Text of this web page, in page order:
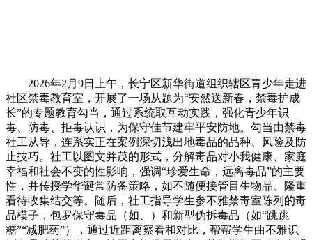
2026年2月9日上午，长宁区新华街道组织辖区青少年走进
社区禁毒教育室，开展了一场从题为“安然送新春，禁毒护成
长”的专题教育勾当，通过系统取互动实践，强化青少年识
毒、防毒、拒毒认识，为保守佳节建牢平安防地。勾当由禁毒
社工从导，连系实正在案例深切浅出地毒品的品种、风险及防
止技巧。社工以图文并茂的形式，分解毒品对小我健康、家庭
幸福和社会不变的性影响，强调“珍爱生命，远离毒品”的主要
性，并传授学华诞常防备策略，如不随便接管目生物品、隆重
看待收集结交等。随后，社工指导学生参不雅禁毒室陈列的毒
品模子，包罗保守毒品（如、）和新型伪拆毒品（如“跳跳
糖”“减肥药”），通过近距离察看和对比，帮帮学生曲不雅识